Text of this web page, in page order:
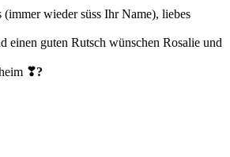
wieder süss Ihr Name), liebes
einen guten Rutsch wünschen Rosalie und
❣?